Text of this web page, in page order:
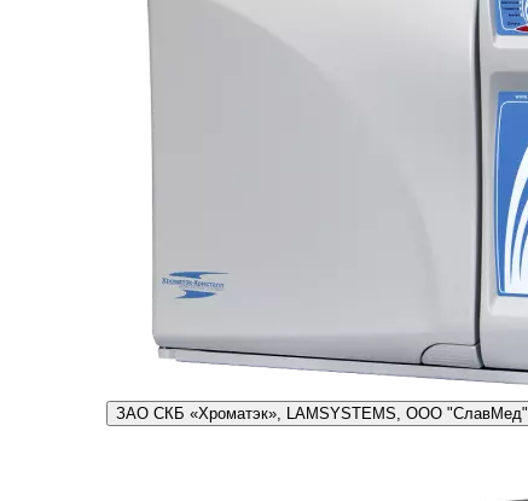
ЗАО СКБ «Хроматэк», LAMSYSTEMS, ООО "СлавМед"